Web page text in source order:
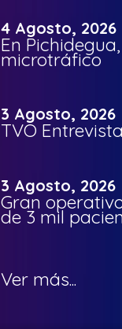
4 Agosto, 2026
En
microtráfico
3 Agosto, 2026
TVO
3 Agosto, 2026
Gran
de 3 mil
Ver más...